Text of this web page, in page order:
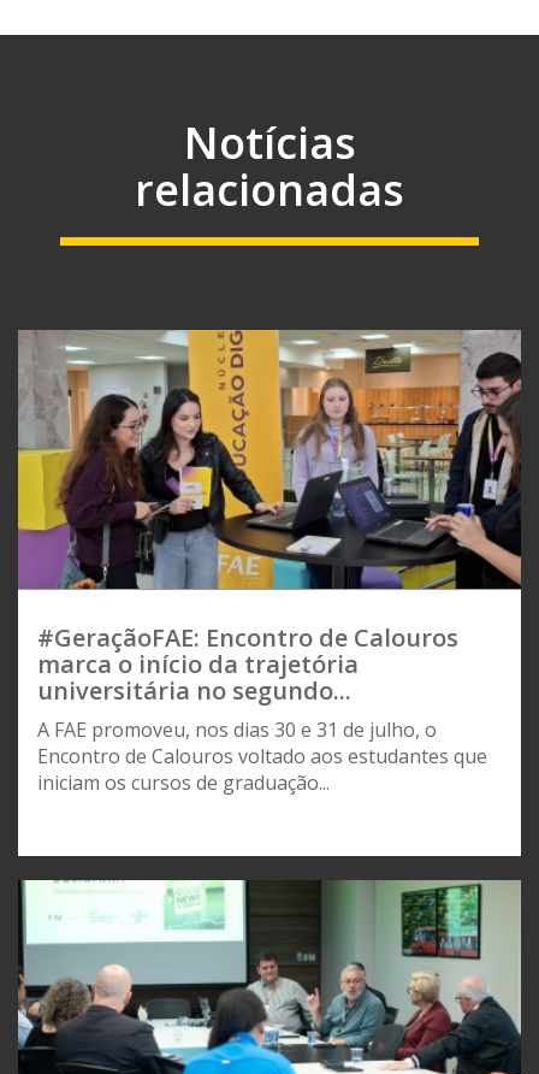
Notícias
relacionadas
#GeraçãoFAE: Encontro de Calouros
marca o início da trajetória
universitária no segundo...
A FAE promoveu, nos dias 30 e 31 de julho, o
Encontro de Calouros voltado aos estudantes que
iniciam os cursos de graduação...